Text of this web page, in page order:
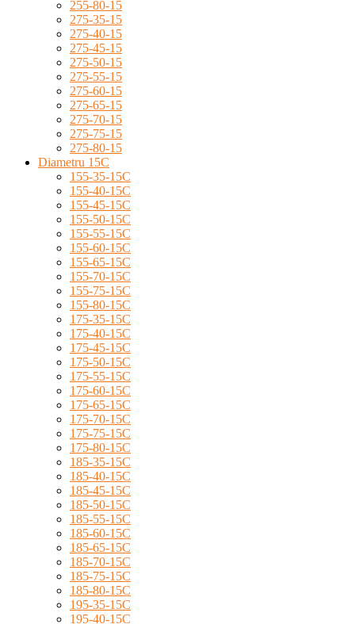
255-80-15
275-35-15
275-40-15
275-45-15
275-50-15
275-55-15
275-60-15
275-65-15
275-70-15
275-75-15
275-80-15
Diametru 15C
155-35-15C
155-40-15C
155-45-15C
155-50-15C
155-55-15C
155-60-15C
155-65-15C
155-70-15C
155-75-15C
155-80-15C
175-35-15C
175-40-15C
175-45-15C
175-50-15C
175-55-15C
175-60-15C
175-65-15C
175-70-15C
175-75-15C
175-80-15C
185-35-15C
185-40-15C
185-45-15C
185-50-15C
185-55-15C
185-60-15C
185-65-15C
185-70-15C
185-75-15C
185-80-15C
195-35-15C
195-40-15C